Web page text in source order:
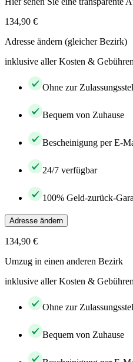
134,90 €
Adresse ändern (gleicher Bezirk)
inklusive aller Kosten & Gebühren
Ohne zur
Bequem von Zuhause
Bescheinigung per E-
24/7 verfügbar
100% Geld-zurück-
Adresse ändern
134,90 €
Umzug in einen anderen Bezirk
inklusive aller Kosten & Gebühren
Ohne zur
Bequem von Zuhause